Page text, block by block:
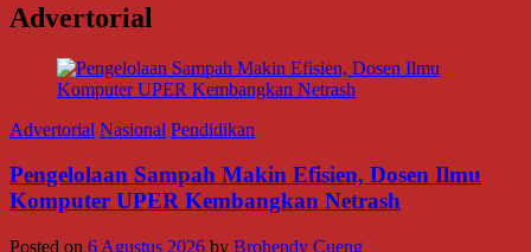
Advertorial
Advertorial Nasional Pendidikan
Pengelolaan Sampah Makin Efisien, Dosen Ilmu
Komputer UPER Kembangkan Netrash
Posted on 6 Agustus 2026 by Brohendy Cueng